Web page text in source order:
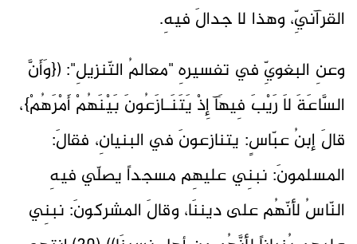
القرآنيِّ، وهذا لا جدالَ فيهِ.
وعنِ البغويِّ في تفسيرهِ "معالمُ التّنزيلِ": ({وَأَنَّ
السَّاعَةَ لاَ رَيْبَ فِيهَآ إِذْ يَتَنَـازَعُونَ بَيْنَهُمْ أَمْرَهُمْ}،
قالَ إبنُ عبّاسٍ: يتنازعونَ في البنيانِ، فقالَ:
المسلمونَ: نبنِي عليهِم مسجداً يصلّي فيهِ
النّاسُ لأنّهُم على ديننَا، وقالَ المشركونَ: نبنِي